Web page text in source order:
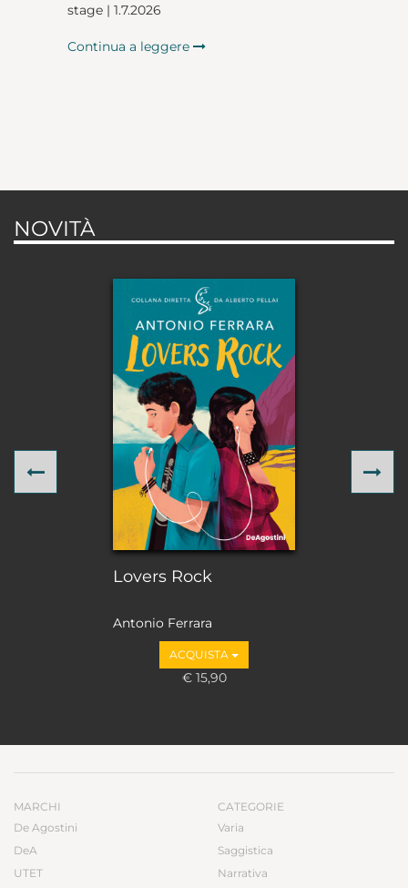
stage | 1.7.2026
Continua a leggere
NOVITÀ
Lovers Rock
Antonio Ferrara
ACQUISTA
€ 15,90
Previous
MARCHI
De Agostini
DeA
UTET
CATEGORIE
Varia
Saggistica
Narrativa